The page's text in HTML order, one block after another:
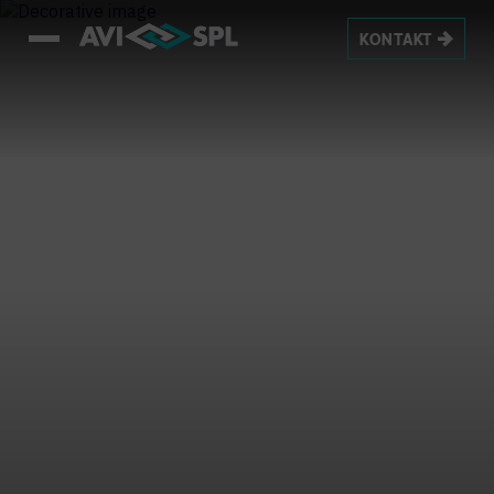
KONTAKT